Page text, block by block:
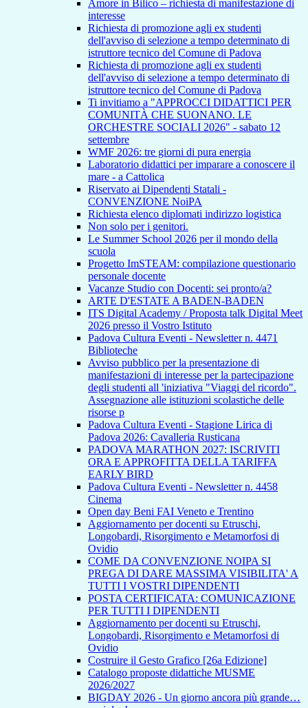
Amore in Bilico – richiesta di manifestazione di
interesse
Richiesta di promozione agli ex studenti
dell'avviso di selezione a tempo determinato di
istruttore tecnico del Comune di Padova
Richiesta di promozione agli ex studenti
dell'avviso di selezione a tempo determinato di
istruttore tecnico del Comune di Padova
Ti invitiamo a "APPROCCI DIDATTICI PER
COMUNITÀ CHE SUONANO. LE
ORCHESTRE SOCIALI 2026" - sabato 12
settembre
WMF 2026: tre giorni di pura energia
Laboratorio didattici per imparare a conoscere il
mare - a Cattolica
Riservato ai Dipendenti Statali -
CONVENZIONE NoiPA
Richiesta elenco diplomati indirizzo logistica
Non solo per i genitori.
Le Summer School 2026 per il mondo della
scuola
Progetto ImSTEAM: compilazione questionario
personale docente
Vacanze Studio con Docenti: sei pronto/a?
ARTE D'ESTATE A BADEN-BADEN
ITS Digital Academy / Proposta talk Digital Meet
2026 presso il Vostro Istituto
Padova Cultura Eventi - Newsletter n. 4471
Biblioteche
Avviso pubblico per la presentazione di
manifestazioni di interesse per la partecipazione
degli studenti all 'iniziativa "Viaggi del ricordo".
Assegnazione alle istituzioni scolastiche delle
risorse p
Padova Cultura Eventi - Stagione Lirica di
Padova 2026: Cavalleria Rusticana
PADOVA MARATHON 2027: ISCRIVITI
ORA E APPROFITTA DELLA TARIFFA
EARLY BIRD
Padova Cultura Eventi - Newsletter n. 4458
Cinema
Open day Beni FAI Veneto e Trentino
Aggiornamento per docenti su Etruschi,
Longobardi, Risorgimento e Metamorfosi di
Ovidio
COME DA CONVENZIONE NOIPA SI
PREGA DI DARE MASSIMA VISIBILITA' A
TUTTI I VOSTRI DIPENDENTI
POSTA CERTIFICATA: COMUNICAZIONE
PER TUTTI I DIPENDENTI
Aggiornamento per docenti su Etruschi,
Longobardi, Risorgimento e Metamorfosi di
Ovidio
Costruire il Gesto Grafico [26a Edizione]
Catalogo proposte didattiche MUSME
2026/2027
BIGDAY 2026 - Un giorno ancora più grande…